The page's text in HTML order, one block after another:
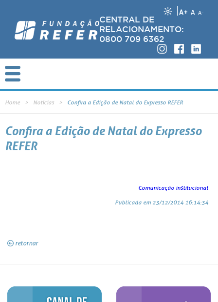
A+ A A-
CENTRAL DE
RELACIONAMENTO:
0800 709 6362
Home Notícias Confira a Edição de Natal do Expresso REFER
Confira a Edição de Natal do Expresso
REFER
Comunicação institucional
Publicada em 23/12/2014 16:14:34
retornar